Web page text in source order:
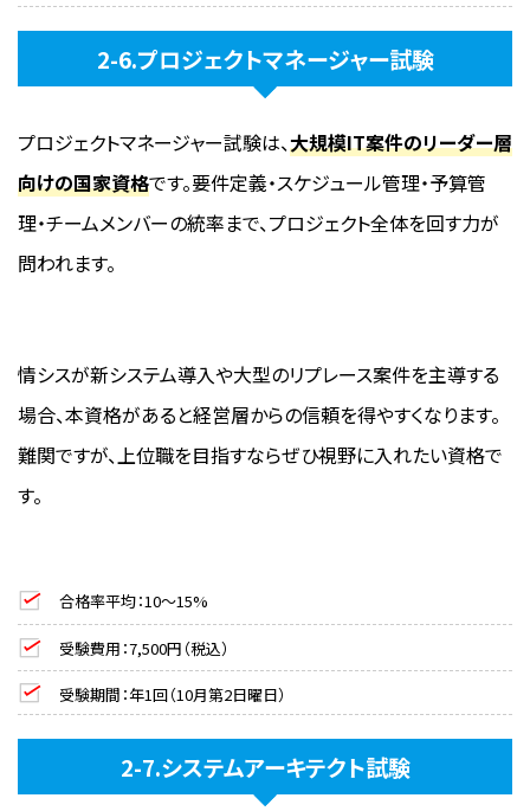
2-6.プロジェクトマネージャー試験
プロジェクトマネージャー試験は、大規模IT案件のリーダー層
向けの国家資格です。要件定義・スケジュール管理・予算管
理・チームメンバーの統率まで、プロジェクト全体を回す力が
問われます。
情シスが新システム導入や大型のリプレース案件を主導する
場合、本資格があると経営層からの信頼を得やすくなります。
難関ですが、上位職を目指すならぜひ視野に入れたい資格で
す。
合格率平均：10〜15%
受験費用：7,500円（税込）
受験期間：年1回（10月第2日曜日）
2-7.システムアーキテクト試験